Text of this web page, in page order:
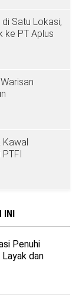
Satu Lokasi,
ke PT Aplus
Kawal
Penuhi
Layak dan